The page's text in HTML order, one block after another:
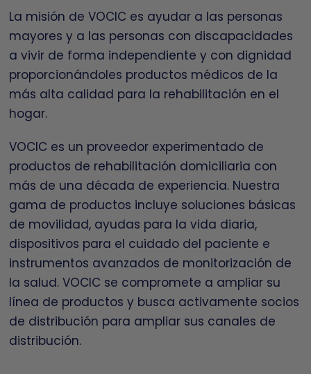
La misión de VOCIC es ayudar a las personas
mayores y a las personas con discapacidades
a vivir de forma independiente y con dignidad
proporcionándoles productos médicos de la
más alta calidad para la rehabilitación en el
hogar.
VOCIC es un proveedor experimentado de
productos de rehabilitación domiciliaria con
más de una década de experiencia. Nuestra
gama de productos incluye soluciones básicas
de movilidad, ayudas para la vida diaria,
dispositivos para el cuidado del paciente e
instrumentos avanzados de monitorización de
la salud. VOCIC se compromete a ampliar su
línea de productos y busca activamente socios
de distribución para ampliar sus canales de
distribución.